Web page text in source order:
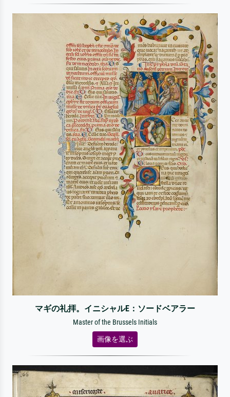
マギの礼拝。イニシャルE：ソードベアラー
Master of the Brussels Initials
画像を選ぶ